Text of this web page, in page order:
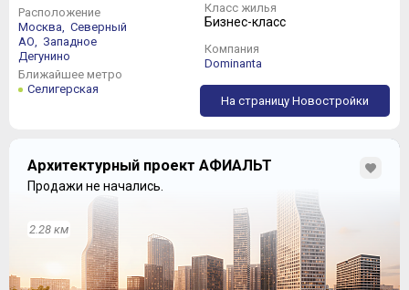
Расположение
Москва, Северный
АО, Западное
Дегунино
Ближайшее метро
Селигерская
Класс жилья
Бизнес-класс
Компания
Dominanta
На страницу Новостройки
Архитектурный проект АФИАЛЬТ
Продажи не начались.
2.28 км